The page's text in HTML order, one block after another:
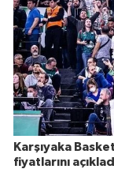
Karşıyaka
fiyatlarını